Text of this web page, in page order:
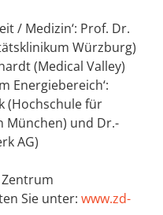
/ Medizin‘: Prof. Dr.
Würzburg)
(Medical Valley)
Energiebereich‘:
(Hochschule für
München) und Dr.-
AG)
Sie unter: www.zd-